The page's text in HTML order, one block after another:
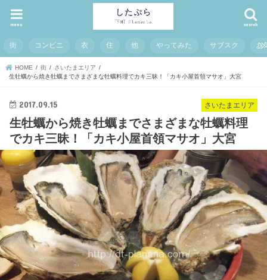
search
menu
街 コンビニ 衣 住 他 やってみた サブスク お
HOME 街
さいたまエリア
生牡蠣から焼き牡蠣までさまざまな牡蠣料理でカキ三昧！「カキ小屋首領マサオ」大宮
さいたまエリア
2017.09.15
生牡蠣から焼き牡蠣までさまざまな牡蠣料理
でカキ三昧！「カキ小屋首領マサオ」大宮